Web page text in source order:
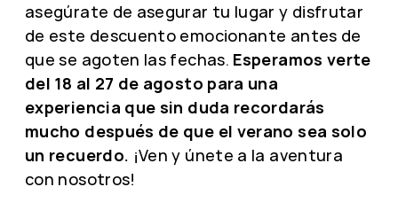
asegúrate de asegurar tu lugar y disfrutar
de este descuento emocionante antes de
que se agoten las fechas. Esperamos verte
del 18 al 27 de agosto para una
experiencia que sin duda recordarás
mucho después de que el verano sea solo
un recuerdo. ¡Ven y únete a la aventura
con nosotros!